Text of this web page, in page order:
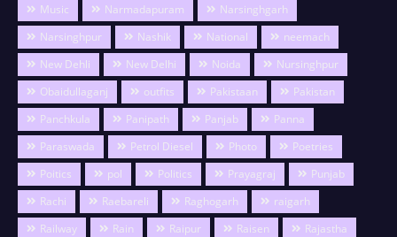
Music
Narmadapuram
Narsinghgarh
Narsinghpur
Nashik National
neemach
New Dehli
New Delhi Noida
Nursinghpur
Obaidullaganj
outfits Pakistaan
Pakistan
Panchkula
Panipath Panjab
Panna
Paraswada
Petrol Diesel Photo
Poetries
Poitics
pol Politics Prayagraj
Punjab
Rachi
Raebareli Raghogarh
raigarh
Railway
Rain Raipur Raisen
Rajastha